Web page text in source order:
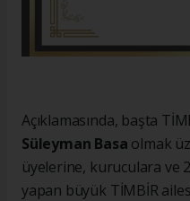
Açıklamasında, başta
Süleyman Basa olmak
üyelerine, kuruculara ve
yapan büyük TİMBİR